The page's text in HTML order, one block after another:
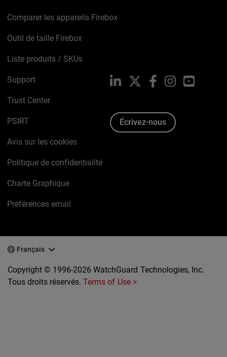
Comparer les appareils Firebox
Outil de taille Firebox
Liste produits / SKUs
Support
Trust Center
PSIRT
Avis sur les cookies
Politique de confidentialité
Charte Graphique
Préférences email
LinkedIn FacebookInstagramYouTube
Écrivez-nous
Français
Copyright © 1996-2026 WatchGuard Technologies, Inc.
Tous droits réservés.Terms of Use >